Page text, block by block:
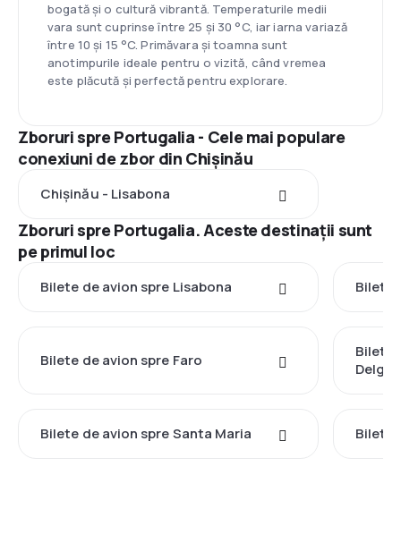
bogată și o cultură vibrantă. Temperaturile medii
vara sunt cuprinse între 25 și 30 °C, iar iarna variază
între 10 și 15 °C. Primăvara și toamna sunt
anotimpurile ideale pentru o vizită, când vremea
este plăcută și perfectă pentru explorare.
Zboruri spre Portugalia - Cele mai populare
conexiuni de zbor din Chișinău
Chișinău - Lisabona
Zboruri spre Portugalia. Aceste destinații sunt
pe primul loc
Bilete de avion spre Lisabona Bilete
Bilete de avion spre Faro
Bilete
Bilete de avion spre Santa Maria Bilete